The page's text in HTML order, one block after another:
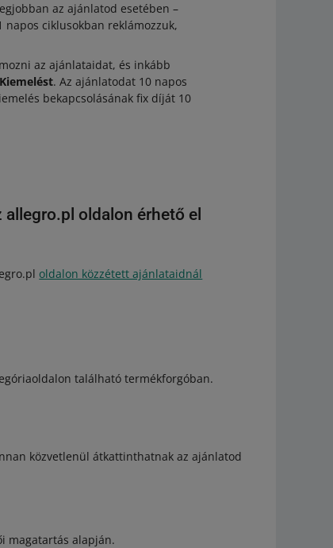
az ajánlatod esetében –
napos ciklusokban reklámozzuk,
az ajánlataidat, és inkább
Kiemelést. Az ajánlatodat 10 napos
bekapcsolásának fix díját 10
oldalon érhető el
oldalon közzétett ajánlataidnál
található termékforgóban.
közvetlenül átkattinthatnak az ajánlatod
magatartás alapján.